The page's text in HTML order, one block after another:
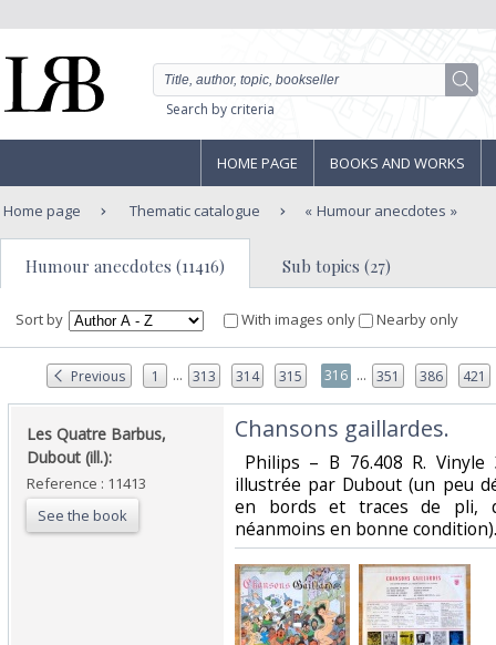
Search by criteria
HOME PAGE BOOKS AND WORKS
Home page Thematic catalogue Humour anecdotes
Humour anecdotes (11416) Sub topics (27)
Sort by With images only Nearby only
Previous 1 ... 313 314 315 316 ... 351 386 421
‎Les Quatre Barbus,
Dubout (ill.): ‎
Reference : 11413
See the book
‎Chansons gaillardes. ‎
Philips – B 76.408 R.
illustrée par Dubout (un peu
en bords et traces de pli,
néanmoins en bonne